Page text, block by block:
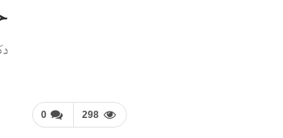
0 298